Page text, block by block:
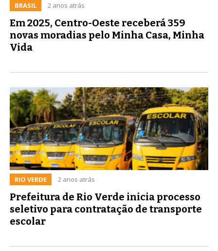
BRASIL 2 anos atrás
Em 2025, Centro-Oeste receberá 359
novas moradias pelo Minha Casa, Minha
Vida
RIO VERDE 2 anos atrás
Prefeitura de Rio Verde inicia processo
seletivo para contratação de transporte
escolar